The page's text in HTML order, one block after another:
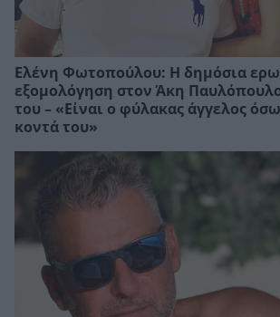
Ελένη Φωτοπούλου: Η δημόσια
εξομολόγηση στον Άκη Παυλόπουλο
του – «Είναι ο φύλακας άγγελος
κοντά του»